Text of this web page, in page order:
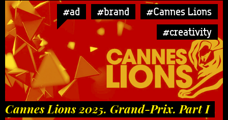
#ad #brand
#Cannes Lions
#creativity
Cannes Lions 2025. Grand-Prix. Part I